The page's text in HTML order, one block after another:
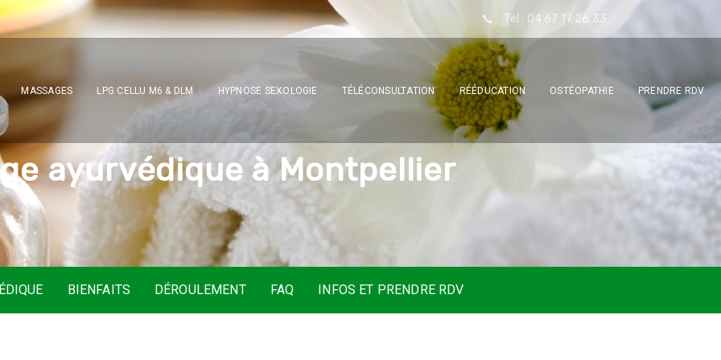
Tél : 04 67 17 26 33
MASSAGES LPG CELLU M6 & DLM HYPNOSE SEXOLOGIE TÉLÉCONSULTATION RÉÉDUCATION OSTÉOPATHIE PRENDRE RDV
ge ayurvédique à Montpellier
BIENFAITS DÉROULEMENT FAQ INFOS ET PRENDRE RDV